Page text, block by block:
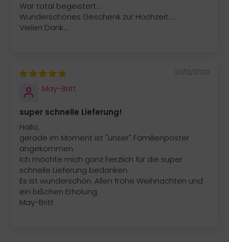
War total begeistert....
Wunderschönes Geschenk zur Hochzeit....
Vielen Dank....
20/12/2020
May-Britt
super schnelle Lieferung!
Hallo,
gerade im Moment ist "unser" Familienposter
angekommen.
Ich möchte mich ganz herzlich für die super
schnelle Lieferung bedanken.
Es ist wunderschön. Allen frohe Weihnachten und
ein bißchen Erholung.
May-Britt